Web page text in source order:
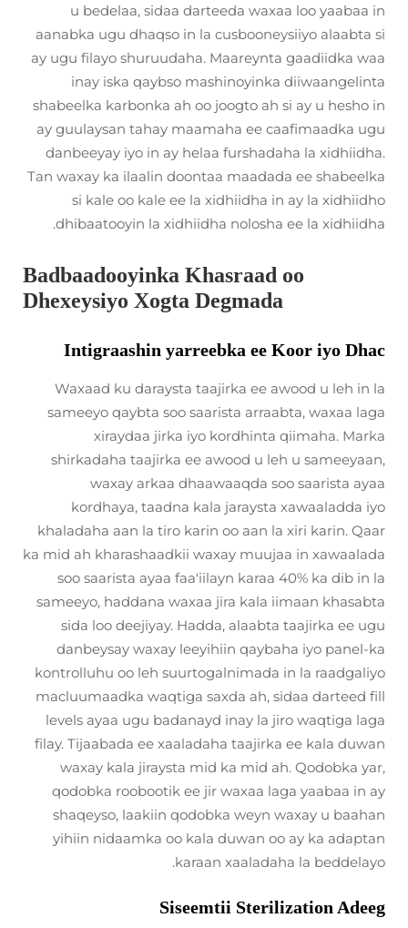
u bedelaa, sidaa darteeda waxaa loo yaabaa in
aanabka ugu dhaqso in la cusbooneysiiyo alaabta si
ay ugu filayo shuruudaha. Maareynta gaadiidka waa
inay iska qaybso mashinoyinka diiwaangelinta
shabeelka karbonka ah oo joogto ah si ay u hesho in
ay guulaysan tahay maamaha ee caafimaadka ugu
danbeeyay iyo in ay helaa furshadaha la xidhiidha.
Tan waxay ka ilaalin doontaa maadada ee shabeelka
si kale oo kale ee la xidhiidha in ay la xidhiidho
dhibaatooyin la xidhiidha nolosha ee la xidhiidha.
Badbaadooyinka Khasraad oo
Dhexeysiyo Xogta Degmada
Intigraashin yarreebka ee Koor iyo Dhac
Waxaad ku daraysta taajirka ee awood u leh in la
sameeyo qaybta soo saarista arraabta, waxaa laga
xiraydaa jirka iyo kordhinta qiimaha. Marka
shirkadaha taajirka ee awood u leh u sameeyaan,
waxay arkaa dhaawaaqda soo saarista ayaa
kordhaya, taadna kala jaraysta xawaaladda iyo
khaladaha aan la tiro karin oo aan la xiri karin. Qaar
ka mid ah kharashaadkii waxay muujaa in xawaalada
soo saarista ayaa faa'iilayn karaa 40% ka dib in la
sameeyo, haddana waxaa jira kala iimaan khasabta
sida loo deejiyay. Hadda, alaabta taajirka ee ugu
danbeysay waxay leeyihiin qaybaha iyo panel-ka
kontrolluhu oo leh suurtogalnimada in la raadgaliyo
macluumaadka waqtiga saxda ah, sidaa darteed fill
levels ayaa ugu badanayd inay la jiro waqtiga laga
filay. Tijaabada ee xaaladaha taajirka ee kala duwan
waxay kala jiraysta mid ka mid ah. Qodobka yar,
qodobka roobootik ee jir waxaa laga yaabaa in ay
shaqeyso, laakiin qodobka weyn waxay u baahan
yihiin nidaamka oo kala duwan oo ay ka adaptan
karaan xaaladaha la beddelayo.
Siseemtii Sterilization Adeeg